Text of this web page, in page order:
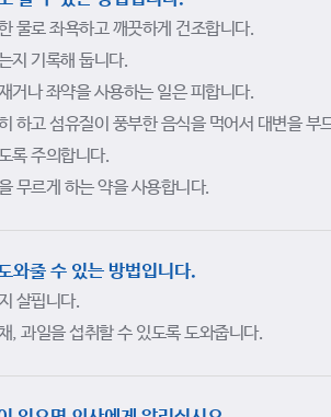
물로 좌욕하고 깨끗하게 건조합니다.
지 기록해 둡니다.
거나 좌약을 사용하는 일은 피합니다.
하고 섬유질이 풍부한 음식을 먹어서 대변을 부
록 주의합니다.
무르게 하는 약을 사용합니다.
와줄 수 있는 방법입니다.
살핍니다.
, 과일을 섭취할 수 있도록 도와줍니다.